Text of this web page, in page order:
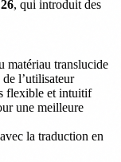
, qui introduit des
matériau translucide
l’utilisateur
flexible et intuitif
une meilleure
avec la traduction en